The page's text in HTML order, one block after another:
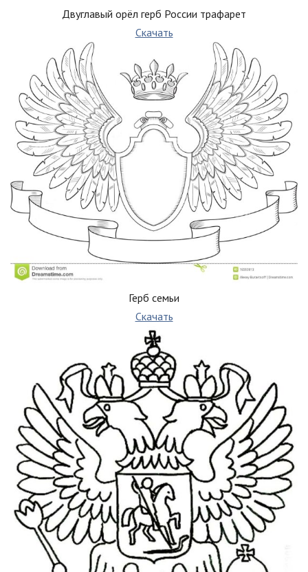
Двуглавый орёл герб России трафарет
Скачать
Герб семьи
Скачать